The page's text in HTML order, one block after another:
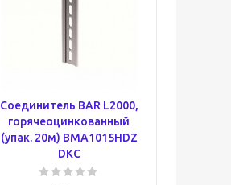
Соединитель BAR L2000,
горячеоцинкованный
(упак. 20м) BMA1015HDZ
DKC